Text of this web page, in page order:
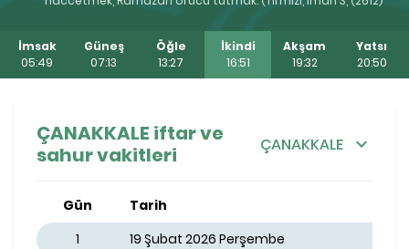
İmsak
05:49
Güneş
07:13
Öğle
13:27
İkindi
16:51
Akşam
19:32
Yatsı
20:50
ÇANAKKALE iftar ve
sahur vakitleri
ÇANAKKALE
Gün Tarih
1
19 Şubat 2026 Perşembe